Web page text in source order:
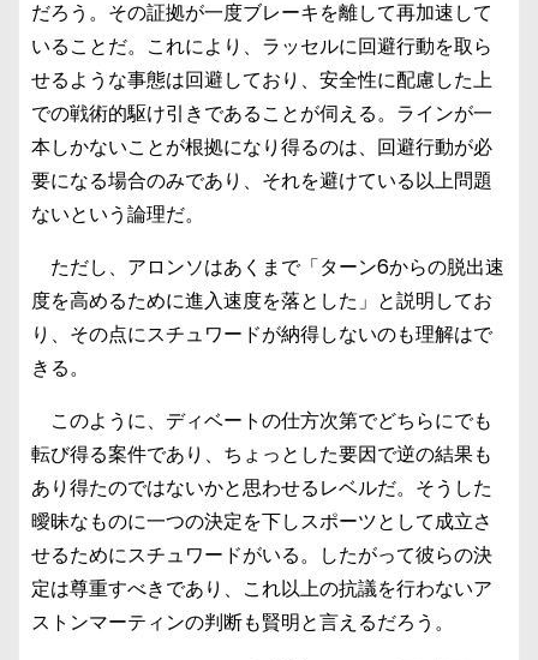
だろう。その証拠が一度ブレーキを離して再加速して
いることだ。これにより、ラッセルに回避行動を取ら
せるような事態は回避しており、安全性に配慮した上
での戦術的駆け引きであることが伺える。ラインが一
本しかないことが根拠になり得るのは、回避行動が必
要になる場合のみであり、それを避けている以上問題
ないという論理だ。
ただし、アロンソはあくまで「ターン6からの脱出速
度を高めるために進入速度を落とした」と説明してお
り、その点にスチュワードが納得しないのも理解はで
きる。
このように、ディベートの仕方次第でどちらにでも
転び得る案件であり、ちょっとした要因で逆の結果も
あり得たのではないかと思わせるレベルだ。そうした
曖昧なものに一つの決定を下しスポーツとして成立さ
せるためにスチュワードがいる。したがって彼らの決
定は尊重すべきであり、これ以上の抗議を行わないア
ストンマーティンの判断も賢明と言えるだろう。